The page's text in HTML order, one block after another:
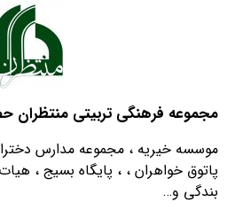
مجموعه فرهنگی تربیتی
موسسه خیریه ، مجموعه مدارس
پاتوق خواهران ، ، پایگاه بسیج ،
بندگی و…